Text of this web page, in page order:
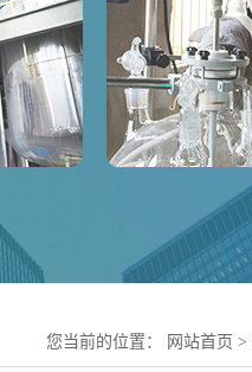
您当前的位置： 网站首页 >